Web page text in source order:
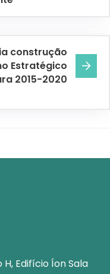
construção
Estratégico
2015-2020
H, Edifício Íon Sala